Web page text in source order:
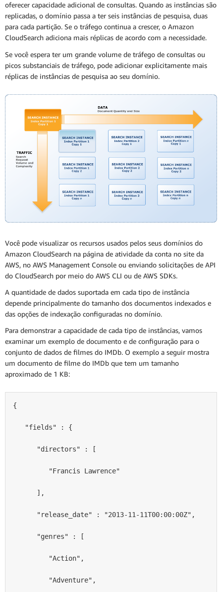
oferecer capacidade adicional de consultas. Quando as instâncias são
replicadas, o domínio passa a ter seis instâncias de pesquisa, duas
para cada partição. Se o tráfego continua a crescer, o Amazon
CloudSearch adiciona mais réplicas de acordo com a necessidade.
Se você espera ter um grande volume de tráfego de consultas ou
picos substanciais de tráfego, pode adicionar explicitamente mais
réplicas de instâncias de pesquisa ao seu domínio.
Você pode visualizar os recursos usados pelos seus domínios do
Amazon CloudSearch na página de atividade da conta no site da
AWS, no AWS Management Console ou enviando solicitações de API
do CloudSearch por meio do AWS CLI ou de AWS SDKs.
A quantidade de dados suportada em cada tipo de instância
depende principalmente do tamanho dos documentos indexados e
das opções de indexação configuradas no domínio.
Para demonstrar a capacidade de cada tipo de instâncias, vamos
examinar um exemplo de documento e de configuração para o
conjunto de dados de filmes do IMDb. O exemplo a seguir mostra
um documento de filme do IMDb que tem um tamanho
aproximado de 1 KB:
{
"fields" : {
"directors" : [
"Francis Lawrence"
],
"release_date" : "2013-11-11T00:00:00Z",
"genres" : [
"Action",
"Adventure",